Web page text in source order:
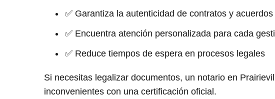
✅ Garantiza la autenticidad de contratos y acuerdos
✅ Encuentra atención personalizada para cada
✅ Reduce tiempos de espera en procesos legales
Si necesitas legalizar documentos, un notario en
inconvenientes con una certificación oficial.